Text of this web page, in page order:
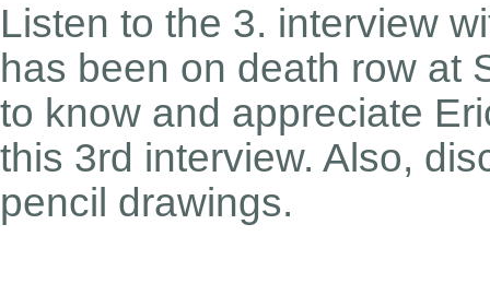
Listen to the 3. interview
has been on death row at
to know and appreciate
this 3rd interview. Also,
pencil drawings.